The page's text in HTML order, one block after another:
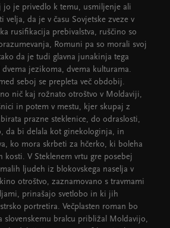
jo je privedlo k temu, usmiljenje ali
da je v času Sovjetske zveze v
rusifikacija prebivalstva, ruščino so
Romuni pa so morali svoj
da je tudi glavna junakinja tega
jezikoma, dvema kulturama.
seboj se prepleta več obdobij.
nič kaj rožnato otroštvo v Moldaviji,
in potem v mestu, kjer skupaj z
prazne steklenice, do odraslosti,
da bi delala kot ginekologinja, in
ko mora skrbeti za hčerko, ki boleha
V Steklenem vrtu gre posebej
ljudeh iz blokovskega naselja v
otroštvo, zaznamovano s travmami
prinašajo svetlobo in ki jih
portretira. Večplasten roman bo
slovenskemu bralcu približal Moldavijo,